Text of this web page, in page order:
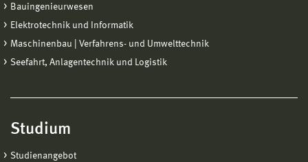
Bauingenieurwesen
Elektrotechnik und Informatik
Maschinenbau | Verfahrens- und Umwelttechnik
Seefahrt, Anlagentechnik und Logistik
Studium
Studienangebot